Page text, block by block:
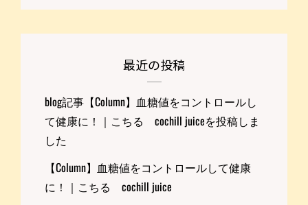
最近の投稿
blog記事【Column】血糖値をコントロールし
て健康に！｜こちる cochill juiceを投稿しま
した
【Column】血糖値をコントロールして健康
に！｜こちる cochill juice